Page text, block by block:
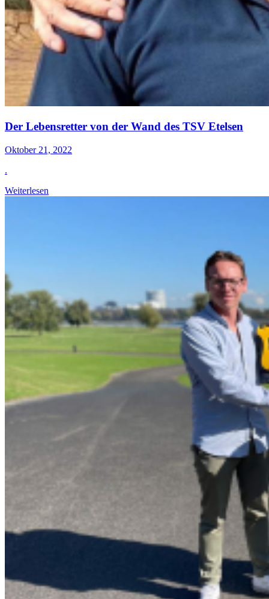
Der Lebensretter von der Wand des TSV Etelsen
Oktober 21, 2022
.
Weiterlesen